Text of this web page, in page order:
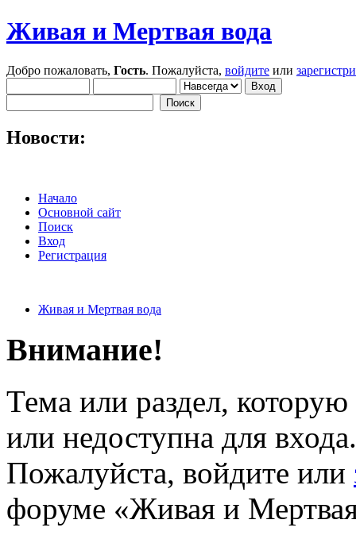
Живая и Мертвая вода
Добро пожаловать, Гость. Пожалуйста, войдите или
Новости:
Начало
Основной сайт
Поиск
Вход
Регистрация
Живая и Мертвая вода
Внимание!
Тема или раздел,
или недоступна для входа.
Пожалуйста, войдите или
форуме «Живая и